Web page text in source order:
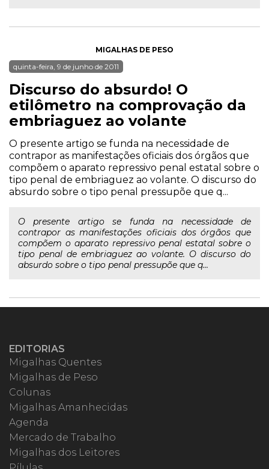
MIGALHAS DE PESO
quinta-feira, 9 de junho de 2011
Discurso do absurdo! O
etilômetro na comprovação da
embriaguez ao volante
O presente artigo se funda na necessidade de
contrapor as manifestações oficiais dos órgãos que
compõem o aparato repressivo penal estatal sobre o
tipo penal de embriaguez ao volante. O discurso do
absurdo sobre o tipo penal pressupõe que q...
O presente artigo se funda na necessidade de
contrapor as manifestações oficiais dos órgãos que
compõem o aparato repressivo penal estatal sobre o
tipo penal de embriaguez ao volante. O discurso do
absurdo sobre o tipo penal pressupõe que q...
EDITORIAS
Migalhas Quentes
Migalhas de Peso
Colunas
Migalhas Amanhecidas
Agenda
Mercado de Trabalho
Migalhas dos Leitores